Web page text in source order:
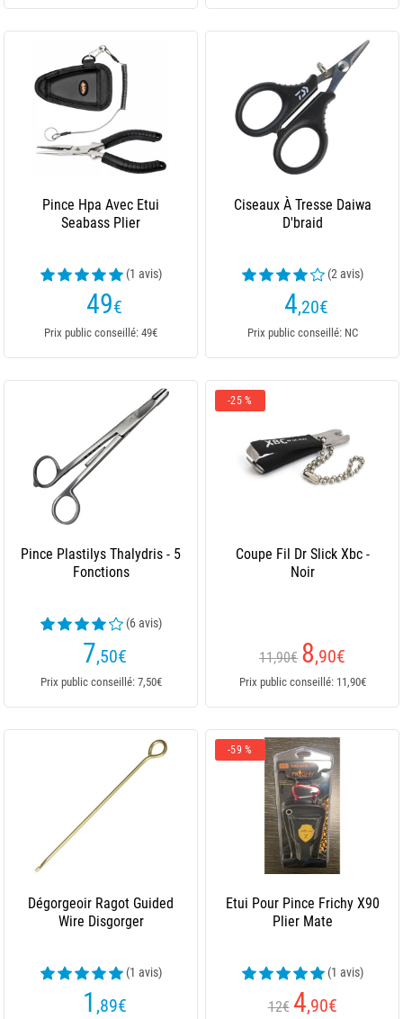
Pince Hpa Avec Etui
Seabass Plier
(1 avis)
49€
Prix public conseillé: 49€
Ciseaux À Tresse Daiwa
D'braid
(2 avis)
4,20€
Prix public conseillé: NC
Pince Plastilys Thalydris - 5
Fonctions
(6 avis)
7,50€
Prix public conseillé: 7,50€
-25 %
Coupe Fil Dr Slick Xbc -
Noir
11,90€ 8,90€
Prix public conseillé: 11,90€
Dégorgeoir Ragot Guided
Wire Disgorger
(1 avis)
1 ,89€
-59 %
Etui Pour Pince Frichy X90
Plier Mate
(1 avis)
12€ 4,90€